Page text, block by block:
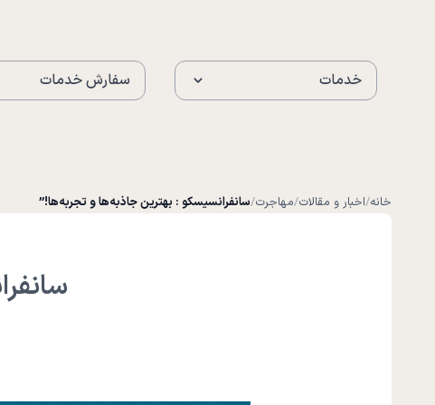
سفارش خدمات خدمات
خانه/اخبار و مقالات/مهاجرت/سانفرانسیسکو : بهترین جاذبه‌ها و تجربه‌ها!”